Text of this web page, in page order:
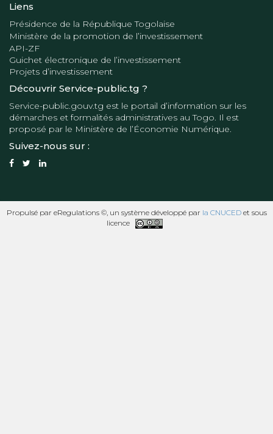
Liens
Présidence de la République Togolaise
Ministère de la promotion de l’investissement
API-ZF
Guichet électronique de l’investissement
Projets d’investissement
Découvrir Service-public.tg ?
Service-public.gouv.tg est le portail d’information sur les
démarches et formalités administratives au Togo. Il est
proposé par le Ministère de l’Économie Numérique.
Suivez-nous sur :
Propulsé par eRegulations ©, un système développé par la CNUCEDet sous
licence